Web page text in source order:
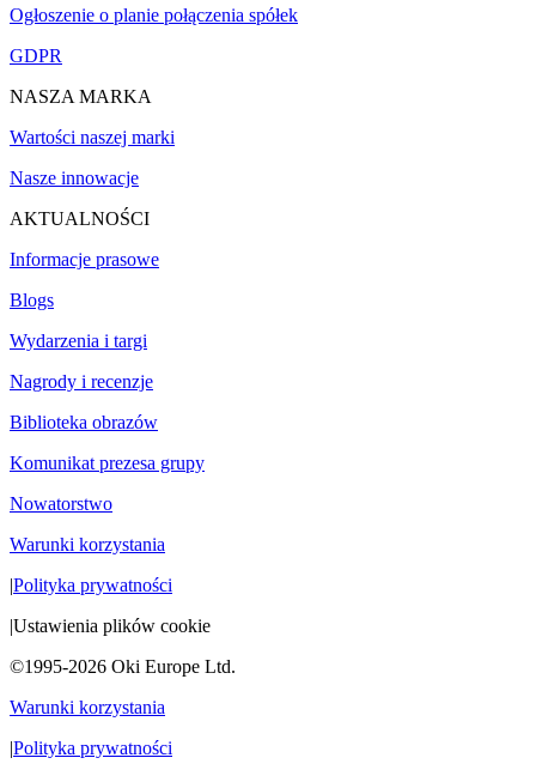
Ogłoszenie o planie połączenia spółek
GDPR
NASZA MARKA
Wartości naszej marki
Nasze innowacje
AKTUALNOŚCI
Informacje prasowe
Blogs
Wydarzenia i targi
Nagrody i recenzje
Biblioteka obrazów
Komunikat prezesa grupy
Nowatorstwo
Warunki korzystania
|Polityka prywatności
|Ustawienia plików cookie
©1995-2026 Oki Europe Ltd.
Warunki korzystania
|Polityka prywatności